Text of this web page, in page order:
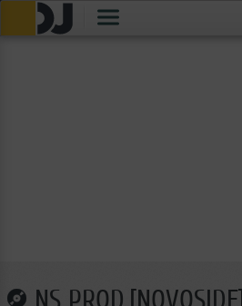
NS PROD.[NOVOSIDE]